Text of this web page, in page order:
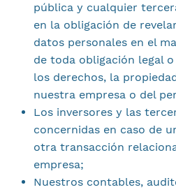
pública y cualquier
en la obligación de
datos personales en el
de toda obligación legal
los derechos, la
nuestra empresa o del
Los inversores y las
concernidas en caso de
otra transacción
empresa;
Nuestros contables,